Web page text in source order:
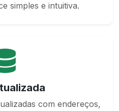
simples e intuitiva.
com endereços,